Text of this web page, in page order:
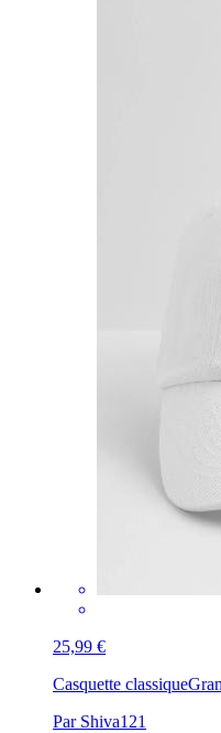
25,99 €
Casquette classique
Par Shiva121